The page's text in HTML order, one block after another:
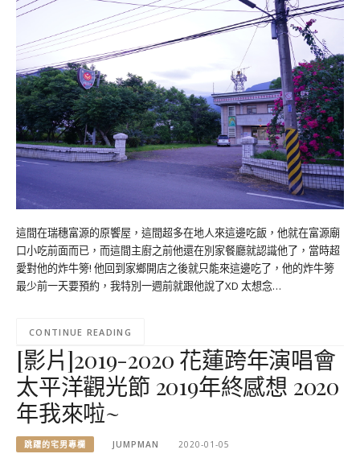
這間在瑞穗富源的原饗屋，這間超多在地人來這邊吃飯，他就在富源廟
口小吃前面而已，而這間主廚之前他還在別家餐廳就認識他了，當時超
愛對他的炸牛篣! 他回到家鄉開店之後就只能來這邊吃了，他的炸牛篣
最少前一天要預約，我特別一週前就跟他說了XD 太想念…
CONTINUE READING
[影片]2019-2020 花蓮跨年演唱會
太平洋觀光節 2019年終感想 2020
年我來啦~
跳躍的宅男專欄 JUMPMAN 2020-01-05